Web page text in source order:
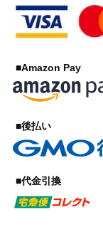
■Amazon Pay
■後払い
■代金引換